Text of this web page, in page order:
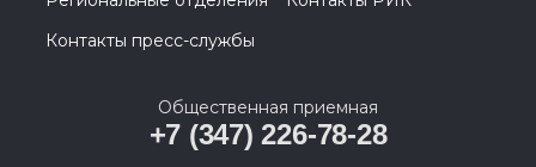
Контакты пресс-службы
Общественная приемная
+7 (347) 226-78-28